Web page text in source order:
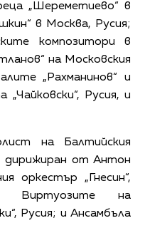
„Шереметиево“ в
в Москва, Русия;
композитори в
на Московския
„Рахманинов“ и
Русия, и
на Балтийския
дирижиран от Антон
оркестър „Гнесин“,
Виртуозите на
Русия; и Ансамбъла